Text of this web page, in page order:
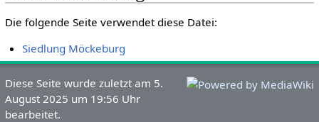
Die folgende Seite verwendet diese Datei:
Siedlung Möckeburg
Diese Seite wurde zuletzt am 5.
August 2025 um 19:56 Uhr
bearbeitet.